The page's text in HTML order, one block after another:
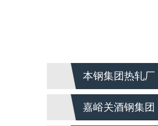
本钢集团热轧厂
嘉峪关酒钢集团